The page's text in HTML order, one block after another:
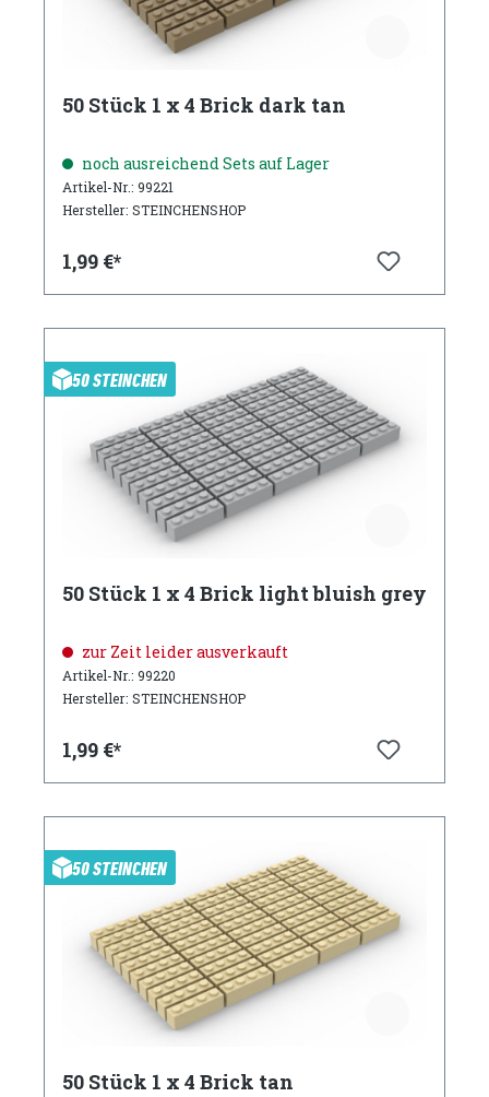
50 Stück 1 x 4 Brick dark tan
noch ausreichend Sets auf Lager
Artikel-Nr.: 99221
Hersteller: STEINCHENSHOP
1,99 €*
50 STEINCHEN
50 Stück 1 x 4 Brick light bluish grey
zur Zeit leider ausverkauft
Artikel-Nr.: 99220
Hersteller: STEINCHENSHOP
1,99 €*
50 STEINCHEN
50 Stück 1 x 4 Brick tan